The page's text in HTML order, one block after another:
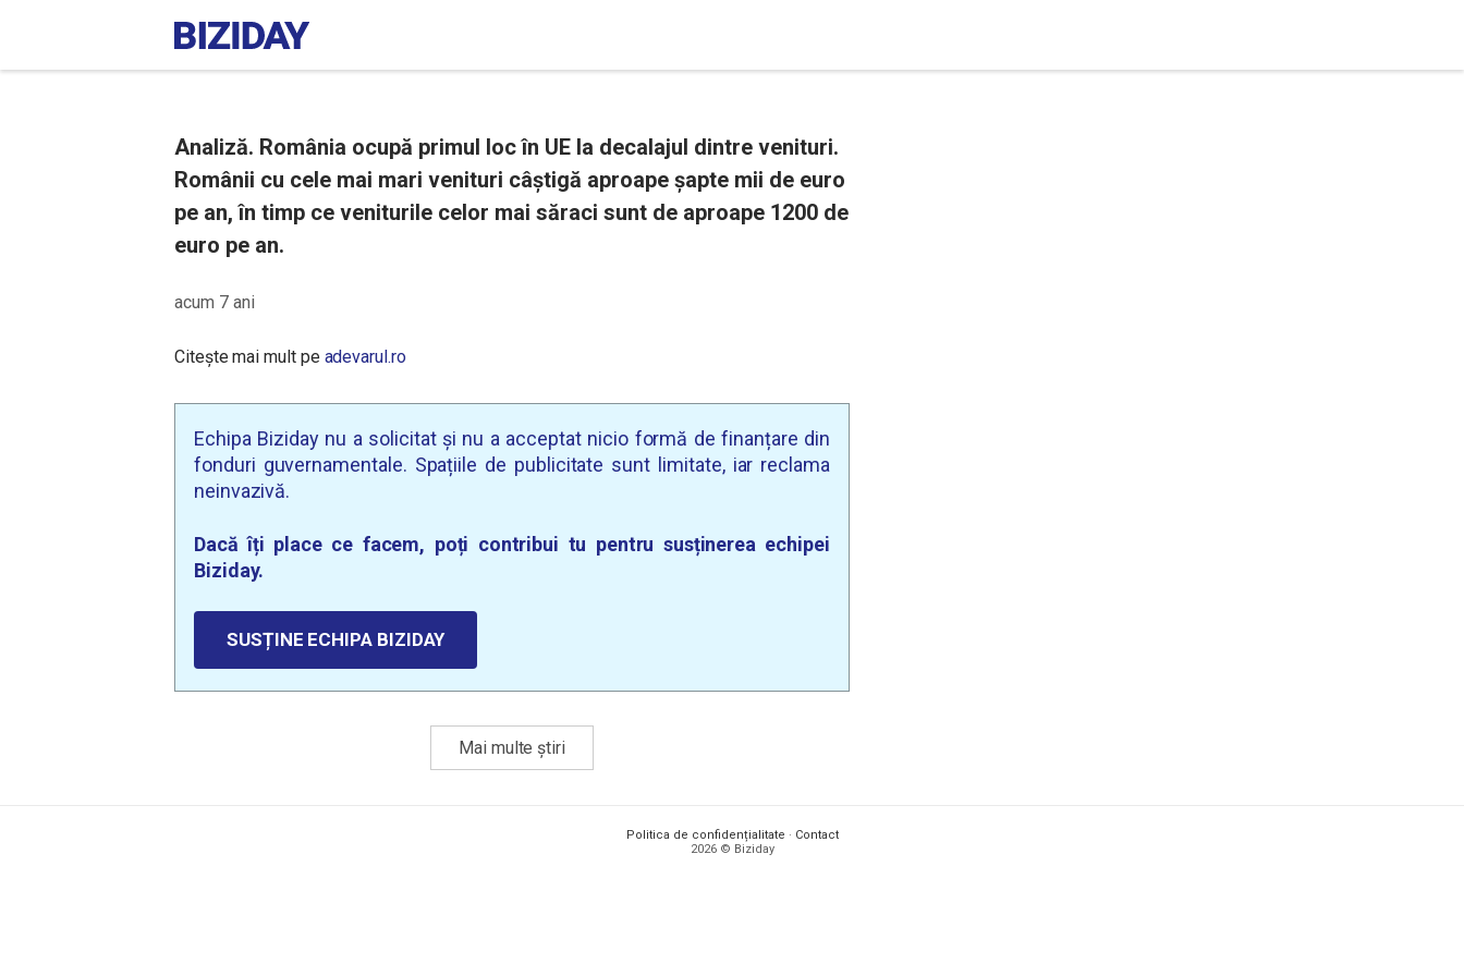
Analiză. România ocupă primul loc în UE la decalajul dintre venituri.
Românii cu cele mai mari venituri câștigă aproape șapte mii de euro
pe an, în timp ce veniturile celor mai săraci sunt de aproape 1200 de
euro pe an.
acum 7 ani
Citește mai mult pe adevarul.ro
Echipa Biziday nu a solicitat și nu a acceptat nicio formă de finanțare din
fonduri guvernamentale. Spațiile de publicitate sunt limitate, iar reclama
neinvazivă.
Dacă îți place ce facem, poți contribui tu pentru susținerea echipei
Biziday.
SUSȚINE ECHIPA BIZIDAY
Mai multe știri
Politica de confidențialitate · Contact
2026 © Biziday